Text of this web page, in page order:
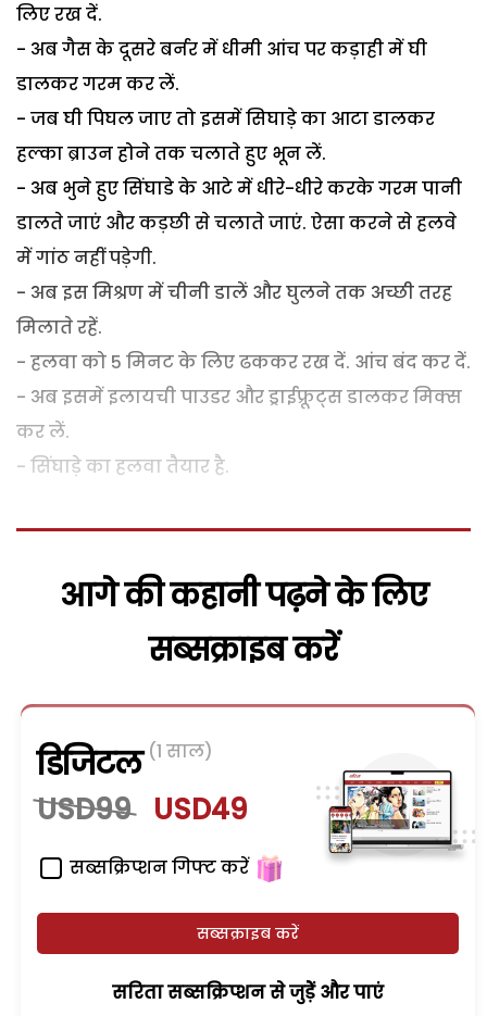
लिए रख दें.
- अब गैस के दूसरे बर्नर में धीमी आंच पर कड़ाही में घी
डालकर गरम कर लें.
- जब घी पिघल जाए तो इसमें सिघाड़े का आटा डालकर
हल्का ब्राउन होने तक चलाते हुए भून लें.
- अब भुने हुए सिंघाडे के आटे में धीरे-धीरे करके गरम पानी
डालते जाएं और कड़छी से चलाते जाएं. ऐसा करने से हलवे
में गांठ नहीं पड़ेगी.
- अब इस मिश्रण में चीनी डालें और घुलने तक अच्छी तरह
मिलाते रहें.
- हलवा को 5 मिनट के लिए ढककर रख दें. आंच बंद कर दें.
- अब इसमें इलायची पाउडर और ड्राईफ्रूट्स डालकर मिक्स
कर लें.
- सिंघाड़े का हलवा तैयार है.
आगे की कहानी पढ़ने के लिए
सब्सक्राइब करें
डिजिटल (1 साल)
USD99 USD49
सब्सक्रिप्शन गिफ्ट करें
सब्सक्राइब करें
सरिता सब्सक्रिप्शन से जुड़ेें और पाएं